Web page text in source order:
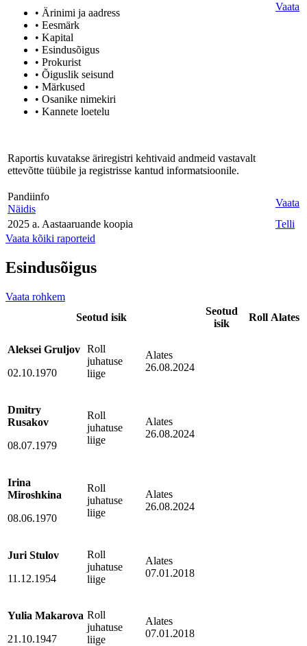
• Ärinimi ja aadress
• Eesmärk
• Kapital
• Esindusõigus
• Prokurist
• Õiguslik seisund
• Märkused
• Osanike nimekiri
• Kannete loetelu
Raportis kuvatakse äriregistri kehtivaid andmeid vastavalt
ettevõtte tüübile ja registrisse kantud informatsioonile.
Vaata
Pandiinfo
Näidis
Vaata
2025 a. Aastaaruande koopia
Telli
Vaata kõiki raporteid
Esindusõigus
Vaata rohkem
Seotud isik
Seotud
isik
Roll Alates
Aleksei Gruljov
02.10.1970
Roll
juhatuse
liige
Alates
26.08.2024
Dmitry
Rusakov
08.07.1979
Roll
juhatuse
liige
Alates
26.08.2024
Irina
Miroshkina
08.06.1970
Roll
juhatuse
liige
Alates
26.08.2024
Juri Stulov
11.12.1954
Roll
juhatuse
liige
Alates
07.01.2018
Yulia Makarova
21.10.1947
Roll
juhatuse
liige
Alates
07.01.2018